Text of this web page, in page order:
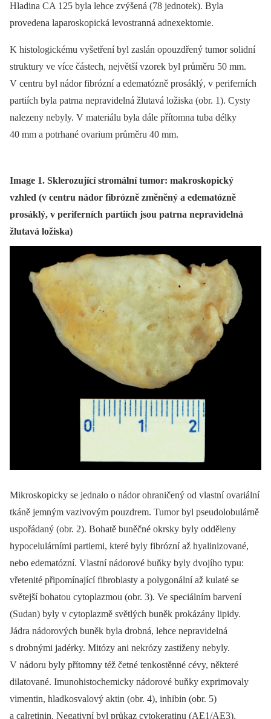
Hladina CA 125 byla lehce zvýšená (78 jednotek). Byla
provedena laparoskopická levostranná adnexektomie.
K histologickému vyšetření byl zaslán opouzdřený tumor solidní
struktury ve více částech, největší vzorek byl průměru 50 mm.
V centru byl nádor fibrózní a edematózně prosáklý, v periferních
partiích byla patrna nepravidelná žlutavá ložiska (obr. 1). Cysty
nalezeny nebyly. V materiálu byla dále přítomna tuba délky
40 mm a potrhané ovarium průměru 40 mm.
Image 1. Sklerozující stromální tumor: makroskopický
vzhled (v centru nádor fibrózně změněný a edematózně
prosáklý, v periferních partiích jsou patrna nepravidelná
žlutavá ložiska)
Mikroskopicky se jednalo o nádor ohraničený od vlastní ovariální
tkáně jemným vazivovým pouzdrem. Tumor byl pseudolobulárně
uspořádaný (obr. 2). Bohatě buněčné okrsky byly odděleny
hypocelulárními partiemi, které byly fibrózní až hyalinizované,
nebo edematózní. Vlastní nádorové buňky byly dvojího typu:
vřetenité připomínající fibroblasty a polygonální až kulaté se
světejší bohatou cytoplazmou (obr. 3). Ve speciálním barvení
(Sudan) byly v cytoplazmě světlých buněk prokázány lipidy.
Jádra nádorových buněk byla drobná, lehce nepravidelná
s drobnými jadérky. Mitózy ani nekrózy zastiženy nebyly.
V nádoru byly přítomny též četné tenkostěnné cévy, některé
dilatované. Imunohistochemicky nádorové buňky exprimovaly
vimentin, hladkosvalový aktin (obr. 4), inhibin (obr. 5)
a calretinin. Negativní byl průkaz cytokeratinu (AE1/AE3),